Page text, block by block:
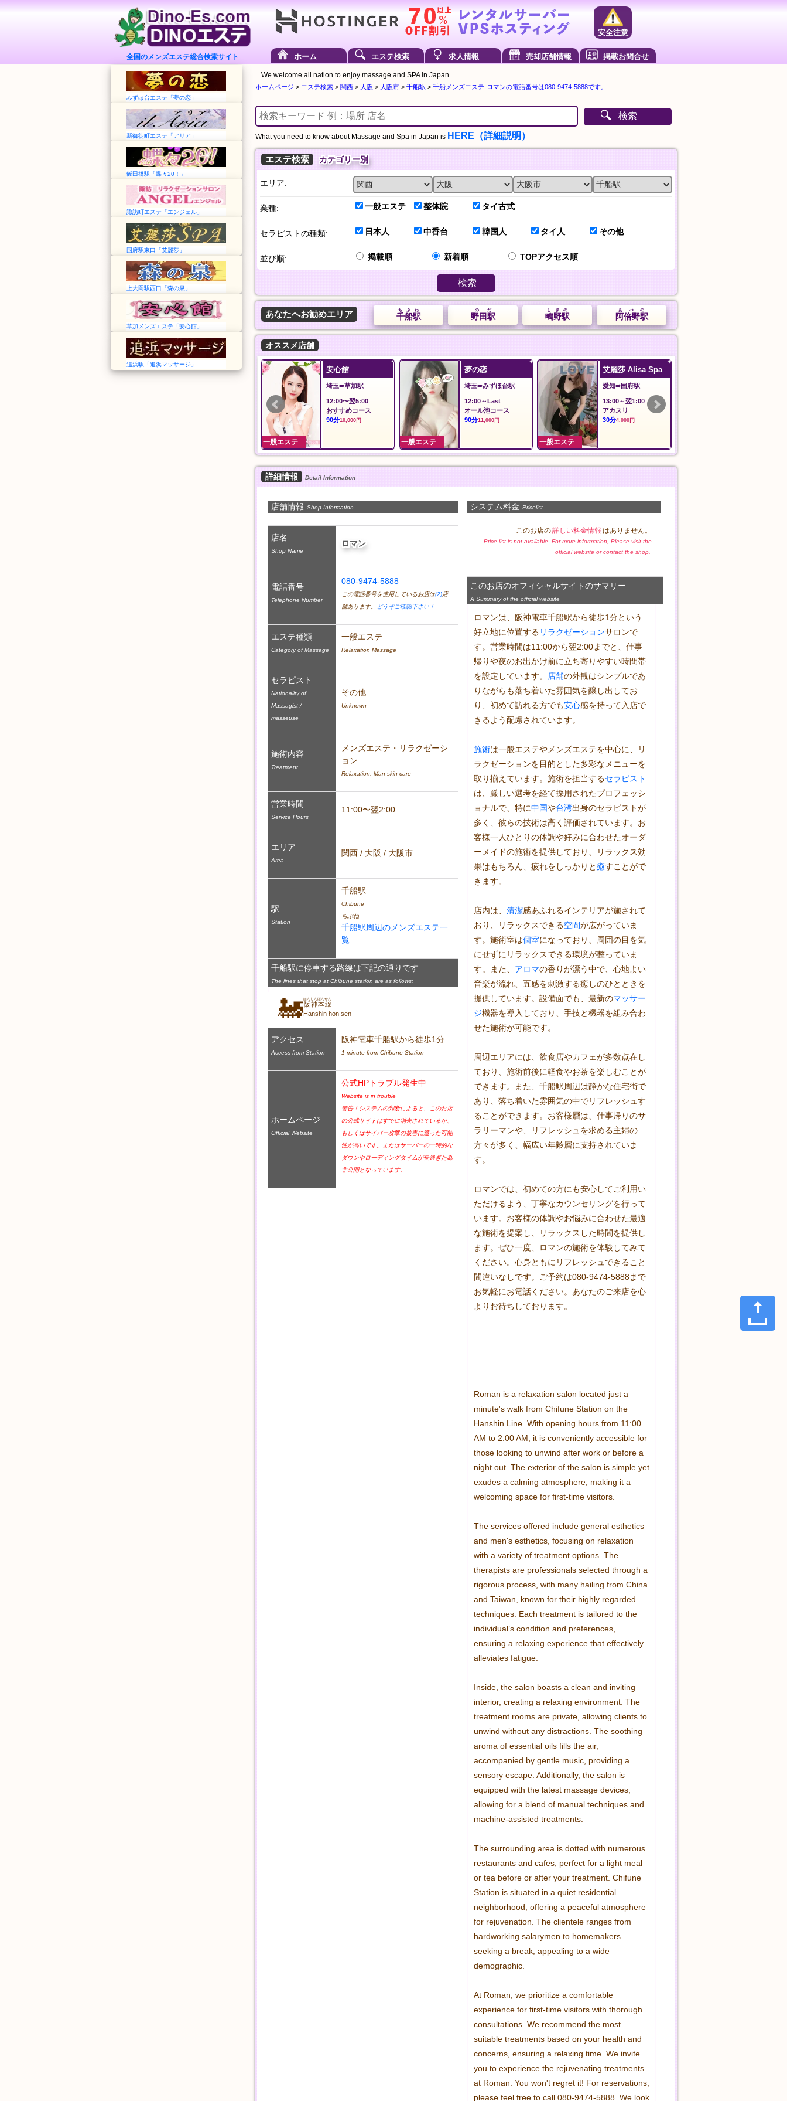
全国のメンズエステ総合検索サイト
安全注意
ホーム エステ検索 求人情報 売却店舗情報 掲載お問合せ
みずほ台エステ「夢の恋」
新御徒町エステ「アリア」
飯田橋駅「蝶々20！」
諏訪町エステ「エンジェル」
国府駅東口「艾麗莎」
上大岡駅西口「森の泉」
草加メンズエステ「安心館」
追浜駅「追浜マッサージ」
We welcome all nation to enjoy massage and SPA in Japan
ホームページ > エステ検索 > 関西 > 大阪 > 大阪市 > 千船駅 > 千船メンズエステ-ロマンの電話番号は080-9474-5888です。
検索
What you need to know about Massage and Spa in Japan is HERE（詳細説明）
エステ検索 カテゴリー別
エリア:
業種: 一般エステ 整体院 タイ古式
セラピストの種類: 日本人 中香台 韓国人 タイ人 その他
並び順: 掲載順 新着順 TOPアクセス順
検索
あなたへお勧めエリア 阿倍野駅
あべの
鴫野駅
しぎの
野田駅
のだ
千船駅
ちぶね
オススメ店舗
艾麗莎 Alisa Spa
一般エステ
ilAria アリア
東京➠新御徒町駅
12:00〜LAST
料金
60分8,000円
一般エステ
蝶々20！
東京➠飯田橋駅
12:00〜翌3:00
シャンプー、指圧、オ
イルマッサージ、パウ
一般エステ
追浜マッサージ
神奈川➠追浜駅
11:00〜Last
人気コース
50分7,000円
詳細情報 Detail Information
システム料金 Pricelist
このお店の詳しい料金情報 はありません。
Price list is not available. For more information, Please visit the
official website or contact the shop.
このお店のオフィシャルサイトのサマリー
A Summary of the official website
ロマンは、阪神電車千船駅から徒歩1分という
好立地に位置する リラクゼーションサロンで
す。営業時間は11:00から翌2:00までと、仕事
帰りや夜のお出かけ前に立ち寄りやすい時間帯
を設定しています。 店舗の外観はシンプルであ
りながらも落ち着いた雰囲気を醸し出してお
り、初めて訪れる方でも安心感を持って入店で
きるよう配慮されています。
施術は一般エステやメンズエステを中心に、リ
ラクゼーションを目的とした多彩なメニューを
取り揃えています。施術を担当するセラピスト
は、厳しい選考を経て採用されたプロフェッシ
ョナルで、特に中国や台湾出身のセラピストが
多く、彼らの技術は高く評価されています。お
客様一人ひとりの体調や好みに合わせたオーダ
ーメイドの施術を提供しており、リラックス効
果はもちろん、疲れをしっかりと癒すことがで
きます。
店内は、 清潔感あふれるインテリアが施されて
おり、リラックスできる空間が広がっていま
す。施術室は個室になっており、周囲の目を気
にせずにリラックスできる環境が整っていま
す。また、 アロマの香りが漂う中で、心地よい
音楽が流れ、五感を刺激する癒しのひとときを
提供しています。設備面でも、最新のマッサー
ジ機器を導入しており、手技と機器を組み合わ
せた施術が可能です。
周辺エリアには、飲食店やカフェが多数点在し
ており、施術前後に軽食やお茶を楽しむことが
できます。また、千船駅周辺は静かな住宅街で
あり、落ち着いた雰囲気の中でリフレッシュす
ることができます。お客様層は、仕事帰りのサ
ラリーマンや、リフレッシュを求める主婦の
方々が多く、幅広い年齢層に支持されていま
す。
ロマンでは、初めての方にも安心してご利用い
ただけるよう、丁寧なカウンセリングを行って
います。お客様の体調やお悩みに合わせた最適
な施術を提案し、リラックスした時間を提供し
ます。ぜひ一度、ロマンの施術を体験してみて
ください。心身ともにリフレッシュできること
間違いなしです。ご予約は080-9474-5888まで
お気軽にお電話ください。あなたのご来店を心
よりお待ちしております。
Roman is a relaxation salon located just a
minute's walk from Chifune Station on the
Hanshin Line. With opening hours from 11:00
AM to 2:00 AM, it is conveniently accessible for
those looking to unwind after work or before a
night out. The exterior of the salon is simple yet
exudes a calming atmosphere, making it a
welcoming space for first-time visitors.
The services offered include general esthetics
and men's esthetics, focusing on relaxation
with a variety of treatment options. The
therapists are professionals selected through a
rigorous process, with many hailing from China
and Taiwan, known for their highly regarded
techniques. Each treatment is tailored to the
individual’s condition and preferences,
ensuring a relaxing experience that effectively
alleviates fatigue.
Inside, the salon boasts a clean and inviting
interior, creating a relaxing environment. The
treatment rooms are private, allowing clients to
unwind without any distractions. The soothing
aroma of essential oils fills the air,
accompanied by gentle music, providing a
sensory escape. Additionally, the salon is
equipped with the latest massage devices,
allowing for a blend of manual techniques and
machine-assisted treatments.
The surrounding area is dotted with numerous
restaurants and cafes, perfect for a light meal
or tea before or after your treatment. Chifune
Station is situated in a quiet residential
neighborhood, offering a peaceful atmosphere
for rejuvenation. The clientele ranges from
hardworking salarymen to homemakers
seeking a break, appealing to a wide
demographic.
At Roman, we prioritize a comfortable
experience for first-time visitors with thorough
consultations. We recommend the most
suitable treatments based on your health and
concerns, ensuring a relaxing time. We invite
you to experience the rejuvenating treatments
at Roman. You won't regret it! For reservations,
please feel free to call 080-9474-5888. We look
店舗情報 Shop Information
店名
Shop Name
ロマン
電話番号
Telephone Number
080-9474-5888
この電話番号を使用しているお店は(2)店
舗あります。 どうぞご確認下さい！
エステ種類
Category of Massage
一般エステ
Relaxation Massage
セラピスト
Nationality of
Massagist /
masseuse
その他
Unknown
施術内容
Treatment
メンズエステ・リラクゼーシ
ョン
Relaxation, Man skin care
営業時間
Service Hours
11:00〜翌2:00
エリア
Area
関西 / 大阪 / 大阪市
駅
Station
千船駅
Chibune
ちぶね
千船駅周辺のメンズエステ一
覧
千船駅に停車する路線は下記の通りです
The lines that stop at Chibune station are as follows:
🚂 阪神本線
はんしんほんせん
Hanshin hon sen
アクセス
Access from Station
阪神電車千船駅から徒歩1分
1 minute from Chibune Station
ホームページ
Official Website
公式HPトラブル発生中
Website is in trouble
警告！システムの判断によると、このお店
の公式サイトはすでに消去されているか、
もしくはサイバー攻撃の被害に遭った可能
性が高いです。またはサーバーの一時的な
ダウンやローディングタイムが長過ぎた為
非公開となっています。